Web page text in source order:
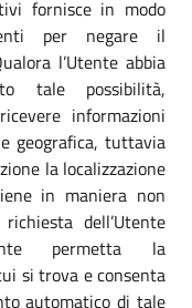
fornisce in modo
per negare il
l’Utente abbia
tale possibilità,
informazioni
geografica, tuttavia
la localizzazione
in maniera non
dell’Utente
permetta la
si trova e consenta
automatico di tale